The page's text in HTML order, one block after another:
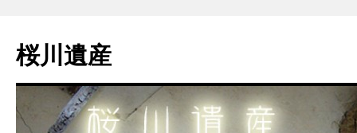
桜川遺産